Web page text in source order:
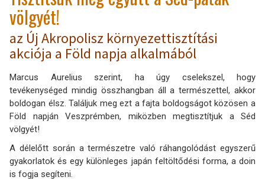
völgyét!
az Új Akropolisz környezettisztítási
akciója a Föld napja alkalmából
Marcus Aurelius szerint, ha úgy cselekszel, hogy
tevékenységed mindig összhangban áll a természettel, akkor
boldogan élsz. Találjuk meg ezt a fajta boldogságot közösen a
Föld napján Veszprémben, miközben megtisztítjuk a Séd
völgyét!
A délelőtt során a természetre való ráhangolódást egyszerű
gyakorlatok és egy különleges japán feltöltődési forma, a doin
is fogja segíteni.